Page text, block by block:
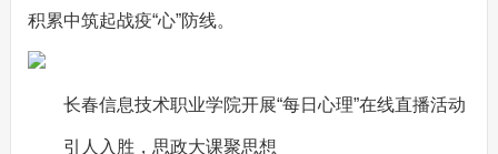
积累中筑起战疫“心”防线。
长春信息技术职业学院开展“每日心理”在线直播活动
引人入胜，思政大课聚思想